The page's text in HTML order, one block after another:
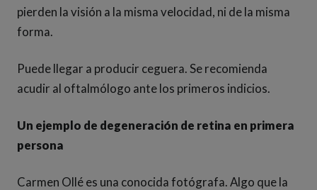
pierden la visión a la misma velocidad, ni de la misma
forma.
Puede llegar a producir ceguera. Se recomienda
acudir al oftalmólogo ante los primeros indicios.
Un ejemplo de degeneración de retina en primera
persona
Carmen Ollé es una conocida fotógrafa. Algo que la